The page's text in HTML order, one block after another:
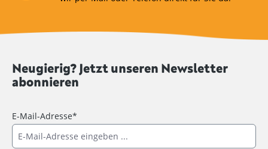
Neugierig? Jetzt unseren Newsletter
abonnieren
E-Mail-Adresse*